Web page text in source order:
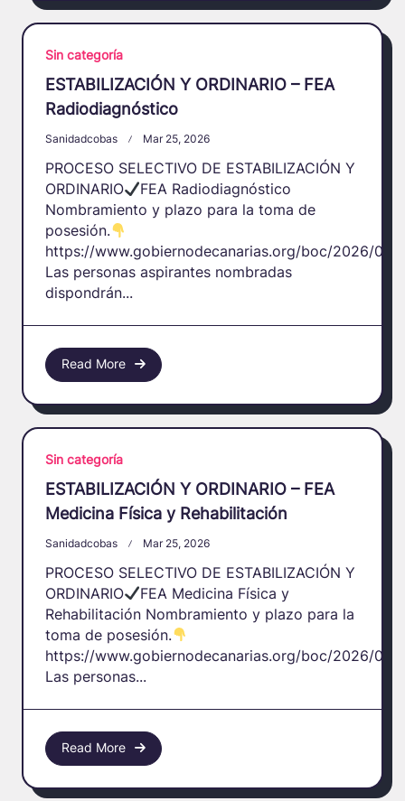
Sin categoría
ESTABILIZACIÓN Y ORDINARIO – FEA
Radiodiagnóstico
Sanidadcobas Mar 25, 2026
PROCESO SELECTIVO DE ESTABILIZACIÓN Y
ORDINARIO
FEA Radiodiagnóstico
Nombramiento y plazo para la toma de
posesión.
https://www.gobiernodecanarias.org/boc/2026/
Las personas aspirantes nombradas
dispondrán...
Read More
Sin categoría
ESTABILIZACIÓN Y ORDINARIO – FEA
Medicina Física y Rehabilitación
Sanidadcobas Mar 25, 2026
PROCESO SELECTIVO DE ESTABILIZACIÓN Y
ORDINARIO
FEA Medicina Física y
Rehabilitación Nombramiento y plazo para la
toma de posesión.
https://www.gobiernodecanarias.org/boc/2026/
Las personas...
Read More